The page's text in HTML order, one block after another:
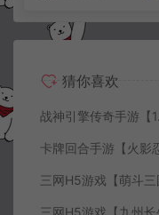
猜你喜欢